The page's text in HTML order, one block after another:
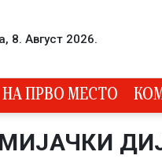
8. Август 2026.
НА ПРВО МЕСТО